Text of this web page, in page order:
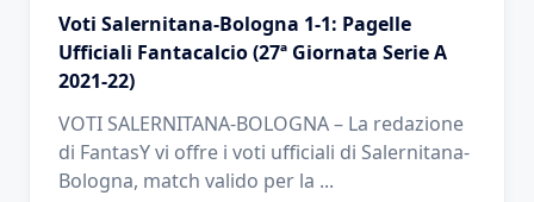
Voti Salernitana-Bologna 1-1: Pagelle
Ufficiali Fantacalcio (27ª Giornata Serie A
2021-22)
VOTI SALERNITANA-BOLOGNA – La redazione
di FantasY vi offre i voti ufficiali di Salernitana-
Bologna, match valido per la ...